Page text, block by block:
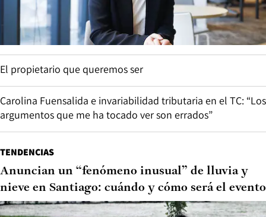
El propietario que queremos ser
Carolina Fuensalida e invariabilidad tributaria en el TC: “Los
argumentos que me ha tocado ver son errados”
TENDENCIAS
Anuncian un “fenómeno inusual” de lluvia y
nieve en Santiago: cuándo y cómo será el evento